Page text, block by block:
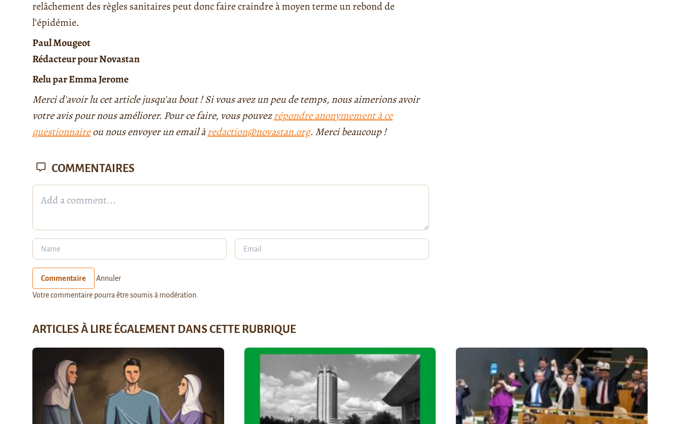
relâchement des règles sanitaires peut donc faire craindre à moyen terme un rebond de
l’épidémie.
Paul Mougeot
Rédacteur pour Novastan
Relu par Emma Jerome
Merci d'avoir lu cet article jusqu'au bout ! Si vous avez un peu de temps, nous aimerions avoir
votre avis pour nous améliorer. Pour ce faire, vous pouvezrépondre anonymement à ce
questionnaireou nous envoyer un email àredaction@novastan.org. Merci beaucoup !
COMMENTAIRES
Commentaire Annuler
Votre commentaire pourra être soumis à modération.
ARTICLES À LIRE ÉGALEMENT DANS CETTE RUBRIQUE